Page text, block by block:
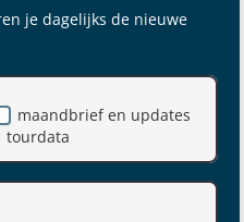
je dagelijks de nieuwe
maandbrief en updates
tourdata